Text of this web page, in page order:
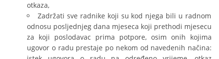
otkaza,
Zadržati sve radnike koji su kod njega bili u radnom
odnosu posljednjeg dana mjeseca koji prethodi mjesecu
za koji poslodavac prima potpore, osim onih kojima
ugovor o radu prestaje po nekom od navedenih načina: